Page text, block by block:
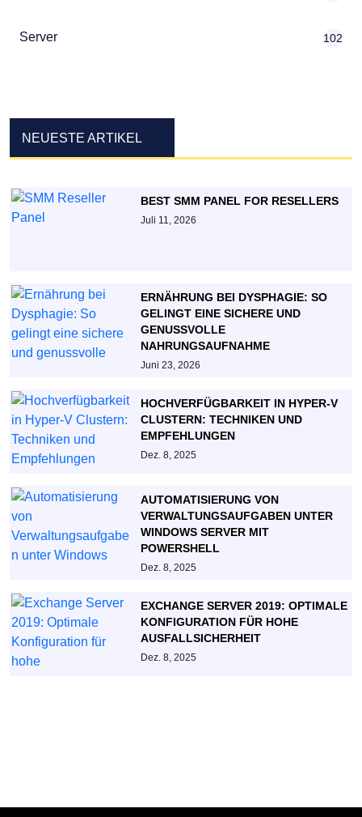
Server 102
NEUESTE ARTIKEL
BEST SMM PANEL FOR RESELLERS
Juli 11, 2026
ERNÄHRUNG BEI DYSPHAGIE: SO
GELINGT EINE SICHERE UND
GENUSSVOLLE
NAHRUNGSAUFNAHME
Juni 23, 2026
HOCHVERFÜGBARKEIT IN HYPER-V
CLUSTERN: TECHNIKEN UND
EMPFEHLUNGEN
Dez. 8, 2025
AUTOMATISIERUNG VON
VERWALTUNGSAUFGABEN UNTER
WINDOWS SERVER MIT
POWERSHELL
Dez. 8, 2025
EXCHANGE SERVER 2019: OPTIMALE
KONFIGURATION FÜR HOHE
AUSFALLSICHERHEIT
Dez. 8, 2025